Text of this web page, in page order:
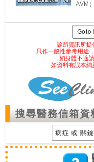
AVM
診所資訊所提
只作一般性參考用途
如身體不適
如資料有誤本網
搜尋醫務信箱資